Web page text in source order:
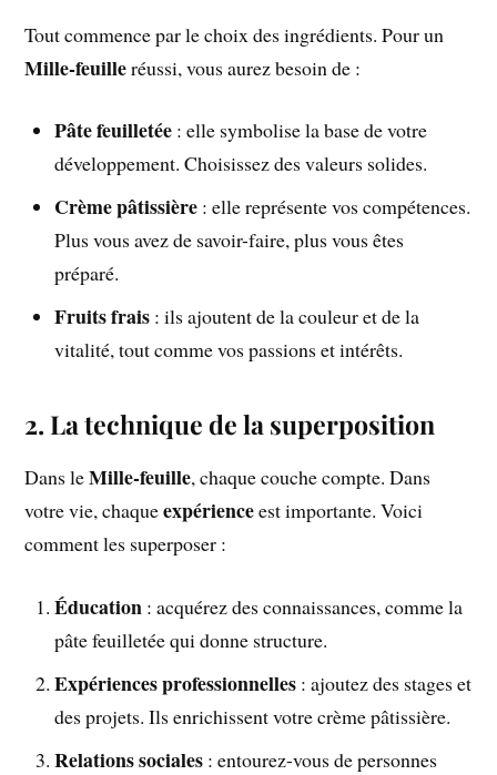
Tout commence par le choix des ingrédients. Pour un
Mille-feuilleréussi, vous aurez besoin de :
Pâte feuilletée : elle symbolise la base de votre
développement. Choisissez des valeurs solides.
Crème pâtissière : elle représente vos compétences.
Plus vous avez de savoir-faire, plus vous êtes
préparé.
Fruits frais : ils ajoutent de la couleur et de la
vitalité, tout comme vos passions et intérêts.
2. La technique de la superposition
Dans leMille-feuille, chaque couche compte. Dans
votre vie, chaqueexpérienceest importante. Voici
comment les superposer :
Éducation : acquérez des connaissances, comme la
pâte feuilletée qui donne structure.
Expériences professionnelles : ajoutez des stages et
des projets. Ils enrichissent votre crème pâtissière.
Relations sociales : entourez-vous de personnes